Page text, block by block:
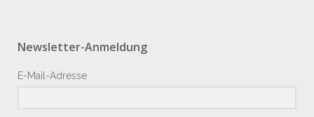
Newsletter-Anmeldung
E-Mail-Adresse